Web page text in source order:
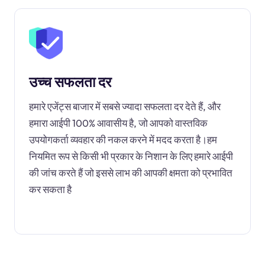
उच्च सफलता दर
हमारे एजेंट्स बाजार में सबसे ज्यादा सफलता दर देते हैं, और
हमारा आईपी 100% आवासीय है, जो आपको वास्तविक
उपयोगकर्ता व्यवहार की नकल करने में मदद करता है।हम
नियमित रूप से किसी भी प्रकार के निशान के लिए हमारे आईपी
की जांच करते हैं जो इससे लाभ की आपकी क्षमता को प्रभावित
कर सकता है